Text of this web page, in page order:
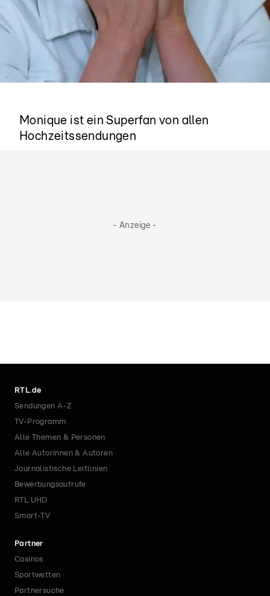
Monique ist ein Superfan von allen
Hochzeitssendungen
- Anzeige -
RTL.de
Sendungen A-Z
TV-Programm
Alle Themen & Personen
Alle Autorinnen & Autoren
Journalistische Leitlinien
Bewerbungsaufrufe
RTL UHD
Smart-TV
Partner
Casinos
Sportwetten
Partnersuche